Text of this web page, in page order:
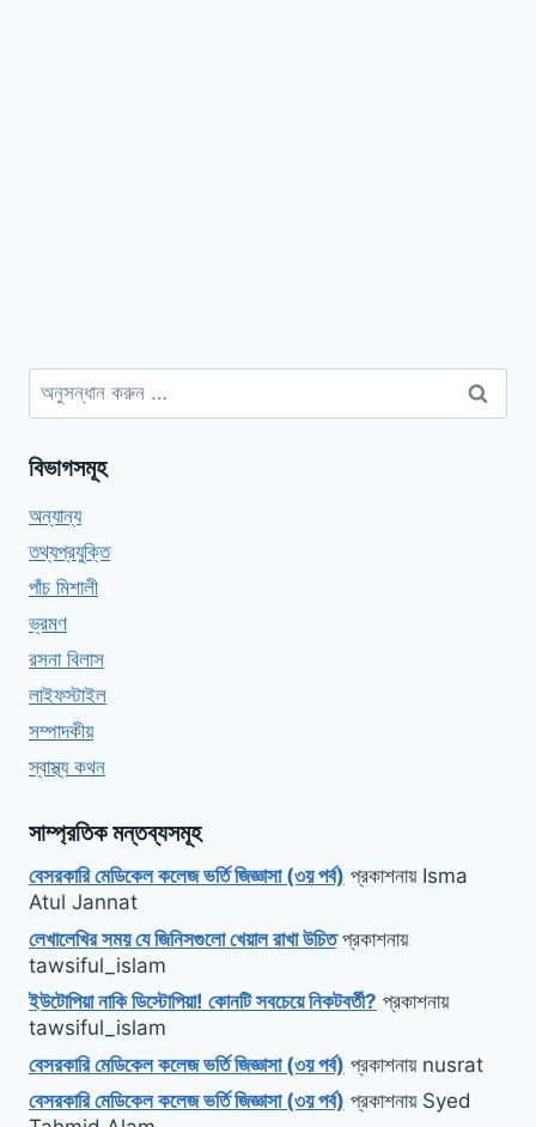
অনুসন্ধানঃ
বিভাগসমূহ
অন্যান্য
তথ্যপ্রযুক্তি
পাঁচ মিশালী
ভ্রমণ
রসনা বিলাস
লাইফস্টাইল
সম্পাদকীয়
স্বাস্থ্য কথন
সাম্প্রতিক মন্তব্যসমূহ
বেসরকারি মেডিকেল কলেজ ভর্তি জিজ্ঞাসা (৩য় পর্ব) প্রকাশনায় Isma
Atul Jannat
লেখালেখির সময় যে জিনিসগুলো খেয়াল রাখা উচিতপ্রকাশনায়
tawsiful_islam
ইউটোপিয়া নাকি ডিস্টোপিয়া! কোনটি সবচেয়ে নিকটবর্তী? প্রকাশনায়
tawsiful_islam
বেসরকারি মেডিকেল কলেজ ভর্তি জিজ্ঞাসা (৩য় পর্ব) প্রকাশনায় nusrat
বেসরকারি মেডিকেল কলেজ ভর্তি জিজ্ঞাসা (৩য় পর্ব) প্রকাশনায় Syed